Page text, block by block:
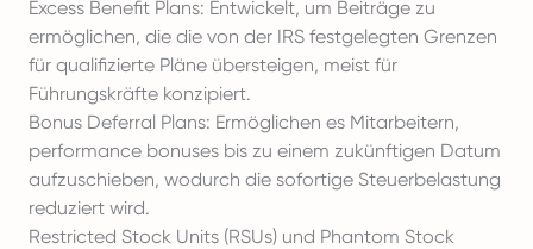
Excess Benefit Plans: Entwickelt, um Beiträge zu
ermöglichen, die die von der IRS festgelegten Grenzen
für qualifizierte Pläne übersteigen, meist für
Führungskräfte konzipiert.
Bonus Deferral Plans: Ermöglichen es Mitarbeitern,
performance bonuses bis zu einem zukünftigen Datum
aufzuschieben, wodurch die sofortige Steuerbelastung
reduziert wird.
Restricted Stock Units (RSUs) und Phantom Stock